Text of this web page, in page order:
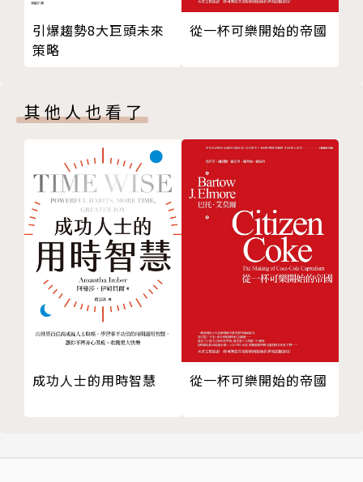
經濟學並不可怕，不要再被蒙在鼓裡！了解世界大勢，
知道自己位置，從而破局而出！
台灣大學管理學院副院長 陳家麟
李湛侃（Joe Zhankan Li）
1987年出生中國廣州，成長於荷蘭海牙。鹿特丹伊拉
斯姆斯大學（Erasmus Universiteit Rotterdam）經
濟系碩士、台灣大學Global MBA。中華民國BI數據分
析師。自小受中西文化影響，酷愛東西方歷史。在多語
言環境下長大，耳濡目染，略懂數國語言。年輕時放縱
不拘，22歲時便休學近兩年，離開荷蘭遊學於澳洲、
中國大陸和日本。後回荷蘭任職商業分析師，27歲時
辭職來台進入台大進修商學。
後記
謝辭
參考書籍
引爆趨勢8大巨頭未來
策略
從一杯可樂開始的帝國
其他人也看了
成功人士的用時智慧 從一杯可樂開始的帝國